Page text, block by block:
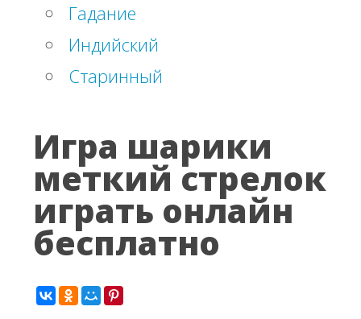
Гадание
Индийский
Старинный
Игра шарики
меткий стрелок
играть онлайн
бесплатно